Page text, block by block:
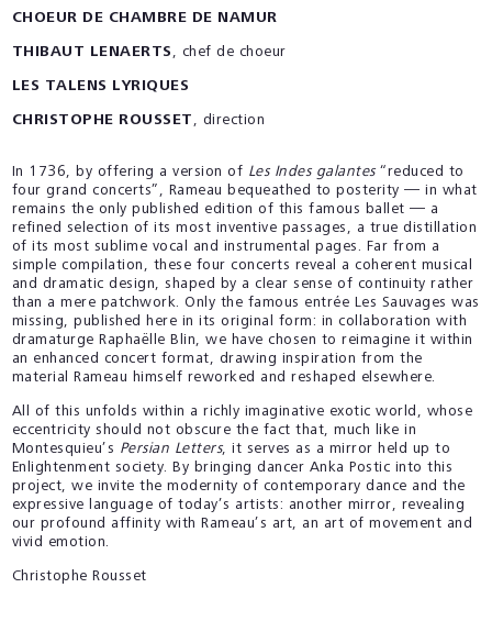
CHOEUR DE CHAMBRE DE NAMUR
THIBAUT LENAERTS , chef de choeur
LES TALENS LYRIQUES
CHRISTOPHE ROUSSET , direction
In 1736, by offering a version of Les Indes galantes “reduced to
four grand concerts”, Rameau bequeathed to posterity — in what
remains the only published edition of this famous ballet — a
refined selection of its most inventive passages, a true distillation
of its most sublime vocal and instrumental pages. Far from a
simple compilation, these four concerts reveal a coherent musical
and dramatic design, shaped by a clear sense of continuity rather
than a mere patchwork. Only the famous entrée Les Sauvages was
missing, published here in its original form: in collaboration with
dramaturge Raphaëlle Blin, we have chosen to reimagine it within
an enhanced concert format, drawing inspiration from the
material Rameau himself reworked and reshaped elsewhere.
All of this unfolds within a richly imaginative exotic world, whose
eccentricity should not obscure the fact that, much like in
Montesquieu’s Persian Letters, it serves as a mirror held up to
Enlightenment society. By bringing dancer Anka Postic into this
project, we invite the modernity of contemporary dance and the
expressive language of today’s artists: another mirror, revealing
our profound affinity with Rameau’s art, an art of movement and
vivid emotion.
Christophe Rousset